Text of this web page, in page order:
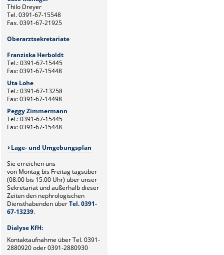
Thilo Dreyer
Tel. 0391-67-15548
Fax. 0391-67-21925
Oberarztsekretariate
Franziska Herboldt
Tel.: 0391-67-15445
Fax: 0391-67-15448
Uta Lohe
Tel.: 0391-67-13258
Fax: 0391-67-14498
Peggy Zimmermann
Tel.: 0391-67-15445
Fax: 0391-67-15448
Lage- und Umgebungsplan
Sie erreichen uns
von Montag bis Freitag tagsüber
(08.00 bis 15.00 Uhr) über unser
Sekretariat und außerhalb dieser
Zeiten den nephrologischen
Diensthabenden überTel. 0391-
67-13239.
Dialyse KfH:
Kontaktaufnahme über Tel. 0391-
2880920 oder 0391-2880930